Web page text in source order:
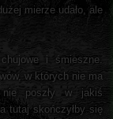
mierze udało, ale
i śmieszne.
w których nie ma
poszły w jakiś
tutaj skończyłby się